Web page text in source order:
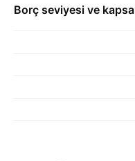
Borç seviyesi ve